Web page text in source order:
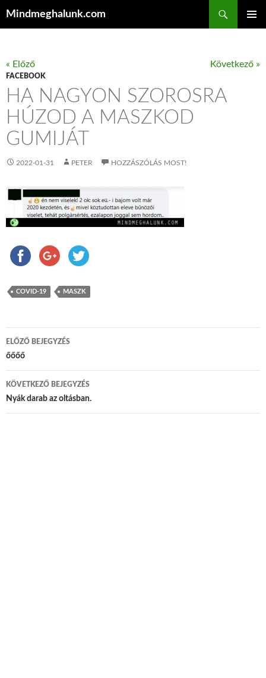
Mindmeghalunk.com
« Előző Következő »
FACEBOOK
HA NAGYON SZOROSRA
HÚZOD A MASZKOD
GUMIJÁT
2022-01-31 PETER HOZZÁSZÓLÁS MOST!
COVID-19 MASZK
Bejegyzés navigáció
ELŐZŐ BEJEGYZÉS
őőőő
KÖVETKEZŐ BEJEGYZÉS
Nyák darab az oltásban.